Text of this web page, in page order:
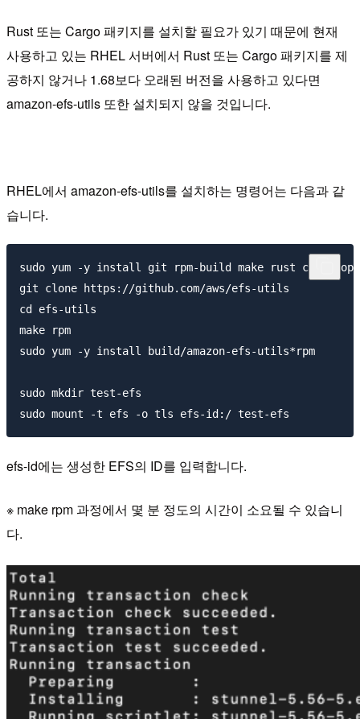
Rust 또는 Cargo 패키지를 설치할 필요가 있기 때문에 현재
사용하고 있는 RHEL 서버에서 Rust 또는 Cargo 패키지를 제
공하지 않거나 1.68보다 오래된 버전을 사용하고 있다면
amazon-efs-utils 또한 설치되지 않을 것입니다.
RHEL에서 amazon-efs-utils를 설치하는 명령어는 다음과 같
습니다.
sudo yum -y install git rpm-build make rust cargo
git clone https://github.com/aws/efs-utils
cd efs-utils
make rpm
sudo yum -y install build/amazon-efs-utils*rpm
sudo mkdir test-efs
efs-id에는 생성한 EFS의 ID를 입력합니다.
※ make rpm 과정에서 몇 분 정도의 시간이 소요될 수 있습니
다.